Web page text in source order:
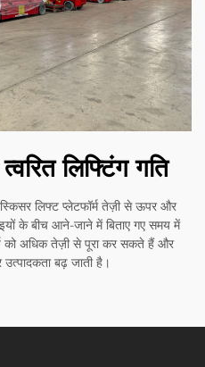
लिफ्टिंग गति
लिफ्ट प्लेटफॉर्म तेज़ी से ऊपर और
के बीच आने-जाने में बिताए गए समय में
को अधिक तेज़ी से पूरा कर सकते हैं और
बढ़ जाती है।